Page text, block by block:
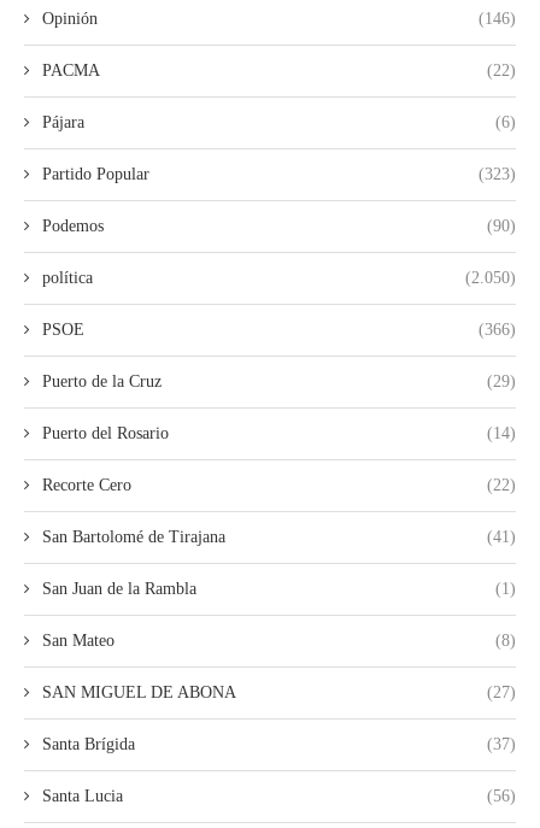
Opinión (146)
PACMA (22)
Pájara (6)
Partido Popular (323)
Podemos (90)
política (2.050)
PSOE (366)
Puerto de la Cruz (29)
Puerto del Rosario (14)
Recorte Cero (22)
San Bartolomé de Tirajana (41)
San Juan de la Rambla (1)
San Mateo (8)
SAN MIGUEL DE ABONA (27)
Santa Brígida (37)
Santa Lucia (56)